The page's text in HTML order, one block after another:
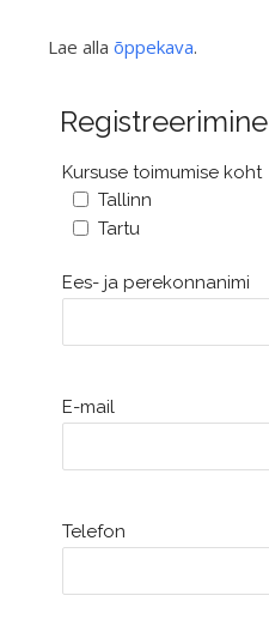
Lae allaõppekava.
Registreerimine
Kursuse toimumise koht
Tallinn
Tartu
Ees- ja perekonnanimi
E-mail
Telefon